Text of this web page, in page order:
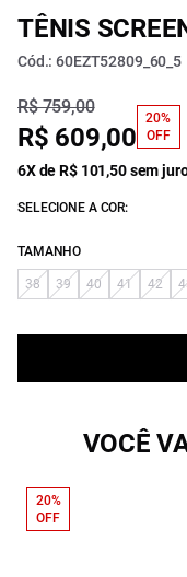
TÊNIS
Cód.: 60EZT52809_60_5
R$ 759,00
R$ 609,00
20%
OFF
6X de R$ 101,50 sem
SELECIONE A COR:
TAMANHO
38 39 40 41 42
VOCÊ
20%
OFF